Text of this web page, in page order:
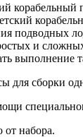
корабельный
подводных
и
выполнение
для сборки
от набора.